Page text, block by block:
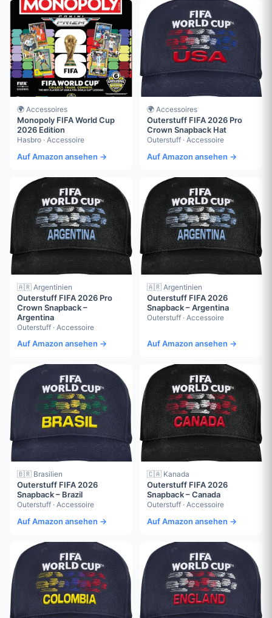
🌍 Accessoires
Monopoly FIFA World Cup
2026 Edition
Hasbro · Accessoire
Auf Amazon ansehen →
🌍 Accessoires
Outerstuff FIFA 2026 Pro
Crown Snapback Hat
Outerstuff · Accessoire
Auf Amazon ansehen →
🇦🇷 Argentinien
Outerstuff FIFA 2026 Pro
Crown Snapback –
Argentina
Outerstuff · Accessoire
Auf Amazon ansehen →
🇦🇷 Argentinien
Outerstuff FIFA 2026
Snapback – Argentina
Outerstuff · Accessoire
Auf Amazon ansehen →
🇧🇷 Brasilien
Outerstuff FIFA 2026
Snapback – Brazil
Outerstuff · Accessoire
Auf Amazon ansehen →
🇨🇦 Kanada
Outerstuff FIFA 2026
Snapback – Canada
Outerstuff · Accessoire
Auf Amazon ansehen →